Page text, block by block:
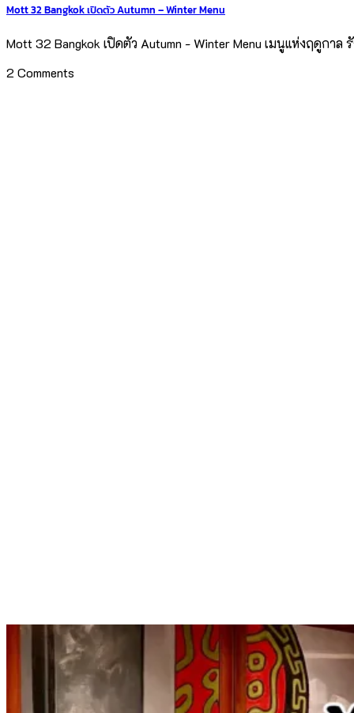
Mott 32 Bangkok เปิดตัว Autumn – Winter Menu
Mott 32 Bangkok เปิดตัว Autumn - Winter Menu เมนูแห่งฤดูก
2 Comments